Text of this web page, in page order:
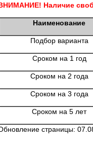
Наличие
Наименование
Подбор варианта
Сроком на 1 год
Сроком на 2 года
Сроком на 3 года
Сроком на 5 лет
страницы: